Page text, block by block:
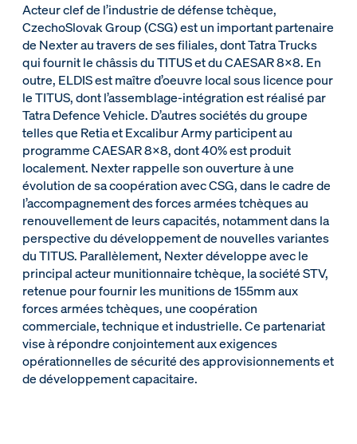
Acteur clef de l’industrie de défense tchèque,
CzechoSlovak Group (CSG) est un important partenaire
de Nexter au travers de ses filiales, dont Tatra Trucks
qui fournit le châssis du TITUS et du CAESAR 8x8. En
outre, ELDIS est maître d’oeuvre local sous licence pour
le TITUS, dont l’assemblage-intégration est réalisé par
Tatra Defence Vehicle. D’autres sociétés du groupe
telles que Retia et Excalibur Army participent au
programme CAESAR 8x8, dont 40% est produit
localement. Nexter rappelle son ouverture à une
évolution de sa coopération avec CSG, dans le cadre de
l’accompagnement des forces armées tchèques au
renouvellement de leurs capacités, notamment dans la
perspective du développement de nouvelles variantes
du TITUS. Parallèlement, Nexter développe avec le
principal acteur munitionnaire tchèque, la société STV,
retenue pour fournir les munitions de 155mm aux
forces armées tchèques, une coopération
commerciale, technique et industrielle. Ce partenariat
vise à répondre conjointement aux exigences
opérationnelles de sécurité des approvisionnements et
de développement capacitaire.